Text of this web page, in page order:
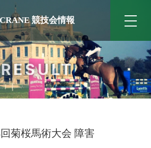
CRANE 競技会情報
RESULT
菊桜馬術大会 障害